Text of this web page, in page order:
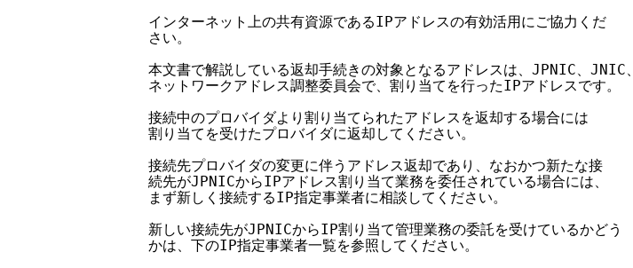
        インターネット上の共有資源であるIPアドレスの有効活用にご協力くだ
        さい。
        本文書で解説している返却手続きの対象となるアドレスは、JPNIC、JNIC、
        ネットワークアドレス調整委員会で、割り当てを行ったIPアドレスです。
        接続中のプロバイダより割り当てられたアドレスを返却する場合には
        割り当てを受けたプロバイダに返却してください。
        接続先プロバイダの変更に伴うアドレス返却であり、なおかつ新たな接
        続先がJPNICからIPアドレス割り当て業務を委任されている場合には、
        まず新しく接続するIP指定事業者に相談してください。
        新しい接続先がJPNICからIP割り当て管理業務の委託を受けているかどう
        かは、下のIP指定事業者一覧を参照してください。